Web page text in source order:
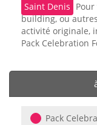
💅 Beauté
🎯 Loisirs
🏨 Hôtels
🎈 Événements
Saint Denis
building, ou
activité originale,
Pack Celebration
Pack